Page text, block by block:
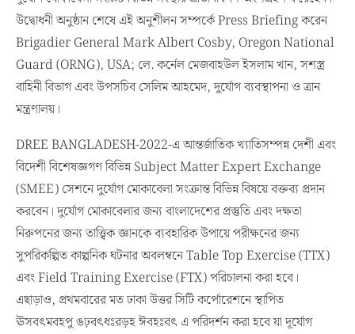
উদ্বোধনী অনুষ্ঠান শেষে এই অনুশীলন সম্পর্কে Press Briefing করেন
Brigadier General Mark Albert Cosby, Oregon National
Guard (ORNG), USA; লে. কর্নেল মেজবাহউল ইসলাম খান, সশস্ত্র
বাহিনী বিভাগ এবং উপসচিব সেলিম আহমেদ, দুর্যোগ ব্যবস্থাপনা ও ত্রান
মন্ত্রণালয়।
DREE BANGLADESH-2022-এ আন্তর্জাতিক খ্যাতিসম্পন্ন দেশী এবং
বিদেশী বিশেষজ্ঞগণ বিভিন্ন Subject Matter Expert Exchange
(SMEE) সেশনে দুর্যোগ মোকাবেলা সংক্রান্ত বিভিন্ন বিষয়ে বক্তব্য প্রদান
করবেন। দুর্যোগ মোকাবেলার জন্য বাংলাদেশের প্রস্তুতি এবং দক্ষতা
নিরুপনের জন্য তাত্ত্বিক জ্ঞানকে ব্যবহারিক উপায়ে পরীক্ষনের জন্য
সুপরিকল্পিত কাল্পনিক ঘটনার অবলম্বনে Table Top Exercise (TTX)
এবং Field Training Exercise (FTX) পরিচালনা করা হবে।
এছাড়াও, প্রথমবারের মত ঢাকা উত্তর সিটি কর্পোরেশনে স্থাপিত
ঊসবৎমবহপু ঙঢ়বৎধঃরড়হ ঈবহঃবৎ এ পরিদর্শন করা হবে যা দূর্যোগ